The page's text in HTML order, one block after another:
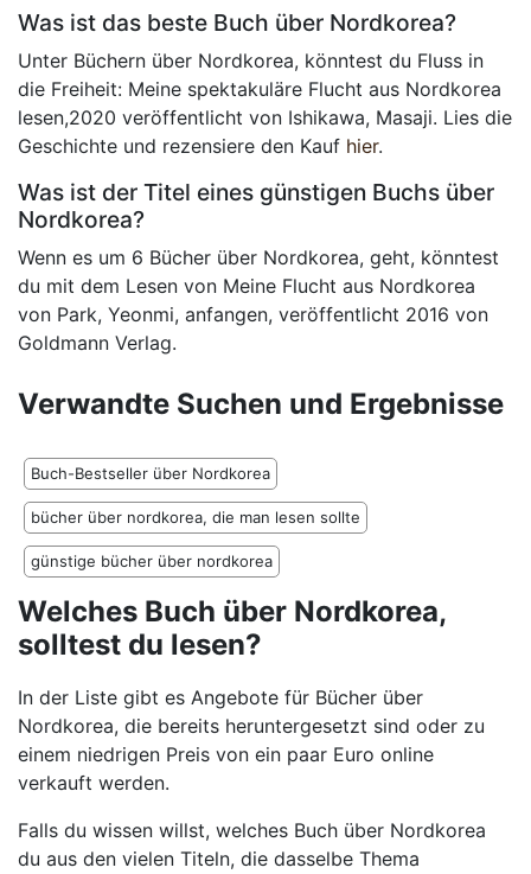
Was ist das beste Buch über Nordkorea?
Unter Büchern über Nordkorea, könntest du Fluss in
die Freiheit: Meine spektakuläre Flucht aus Nordkorea
lesen,2020 veröffentlicht von Ishikawa, Masaji. Lies die
Geschichte und rezensiere den Kauf hier.
Was ist der Titel eines günstigen Buchs über
Nordkorea?
Wenn es um 6 Bücher über Nordkorea, geht, könntest
du mit dem Lesen von Meine Flucht aus Nordkorea
von Park, Yeonmi, anfangen, veröffentlicht 2016 von
Goldmann Verlag.
Verwandte Suchen und Ergebnisse
Buch-Bestseller über Nordkorea
bücher über nordkorea, die man lesen sollte
günstige bücher über nordkorea
Welches Buch über Nordkorea,
solltest du lesen?
In der Liste gibt es Angebote für Bücher über
Nordkorea, die bereits heruntergesetzt sind oder zu
einem niedrigen Preis von ein paar Euro online
verkauft werden.
Falls du wissen willst, welches Buch über Nordkorea
du aus den vielen Titeln, die dasselbe Thema